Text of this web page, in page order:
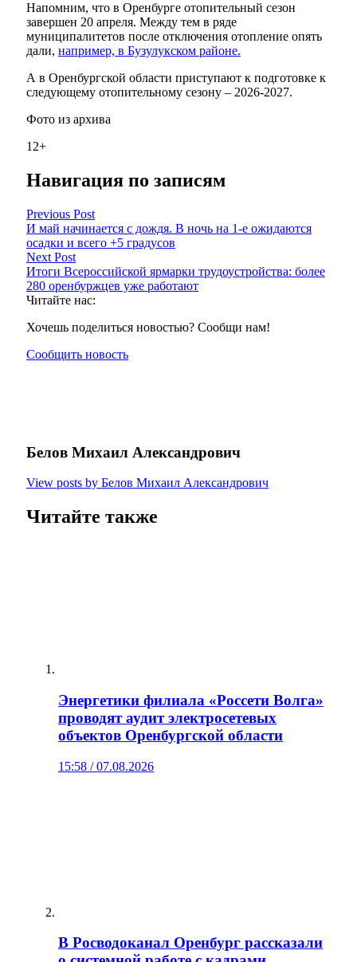
Напомним, что в Оренбурге отопительный сезон
завершен 20 апреля. Между тем в ряде
муниципалитетов после отключения отопление опять
дали, например, в Бузулукском районе.
А в Оренбургской области приступают к подготовке к
следующему отопительному сезону – 2026-2027.
Фото из архива
12+
Навигация по записям
Previous Post
И май начинается с дождя. В ночь на 1-е ожидаются
осадки и всего +5 градусов
Next Post
Итоги Всероссийской ярмарки трудоустройства: более
280 оренбуржцев уже работают
Читайте нас:
Хочешь поделиться новостью? Сообщи нам!
Сообщить новость
Белов Михаил Александрович
View posts by Белов Михаил Александрович
Читайте также
Энергетики филиала «Россети Волга»
проводят аудит электросетевых
объектов Оренбургской области
15:58 / 07.08.2026
В Росводоканал Оренбург рассказали